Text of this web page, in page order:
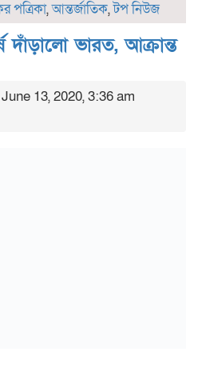
পত্রিকা,আন্তর্জাতিক,টপ নিউজ
দাঁড়ালো ভারত, আক্রান্ত
13, 2020, 3:36 am